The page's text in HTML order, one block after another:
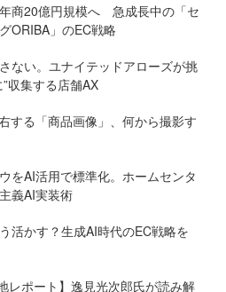
商20億円規模へ 急成長中の「セ
ORIBA」のEC戦略
ない。ユナイテッドアローズが挑
収集する店舗AX
する「商品画像」、何から撮影す
をAI活用で標準化。ホームセンタ
義AI実装術
活かす？生成AI時代のEC戦略を
レポート】逸見光次郎氏が読み解